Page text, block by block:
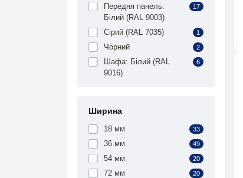
Передня панель:
Білий (RAL 9003)
17
Сірий (RAL 7035) 1
Чорний 2
Шафа: Білий (RAL
9016)
6
Ширина
18 мм 33
36 мм 49
54 мм 20
72 мм 20